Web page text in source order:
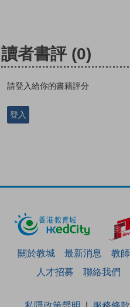
讀者書評 (0)
請登入給你的書籍評分
登入
關於教城 最新消息 教師
人才招募
聯絡我們